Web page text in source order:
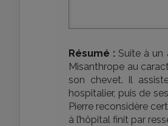
Résumé : Suite à un
Misanthrope au
son chevet. Il
hospitalier, puis de
Pierre reconsidère
à l’hôpital finit par